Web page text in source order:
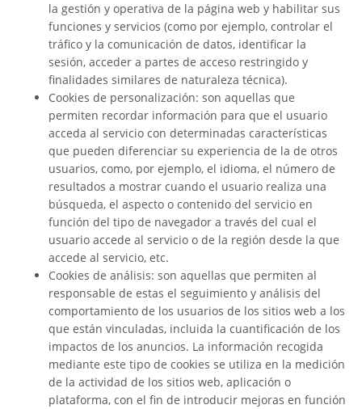
la gestión y operativa de la página web y habilitar sus
funciones y servicios (como por ejemplo, controlar el
tráfico y la comunicación de datos, identificar la
sesión, acceder a partes de acceso restringido y
finalidades similares de naturaleza técnica).
Cookies de personalización: son aquellas que
permiten recordar información para que el usuario
acceda al servicio con determinadas características
que pueden diferenciar su experiencia de la de otros
usuarios, como, por ejemplo, el idioma, el número de
resultados a mostrar cuando el usuario realiza una
búsqueda, el aspecto o contenido del servicio en
función del tipo de navegador a través del cual el
usuario accede al servicio o de la región desde la que
accede al servicio, etc.
Cookies de análisis: son aquellas que permiten al
responsable de estas el seguimiento y análisis del
comportamiento de los usuarios de los sitios web a los
que están vinculadas, incluida la cuantificación de los
impactos de los anuncios. La información recogida
mediante este tipo de cookies se utiliza en la medición
de la actividad de los sitios web, aplicación o
plataforma, con el fin de introducir mejoras en función